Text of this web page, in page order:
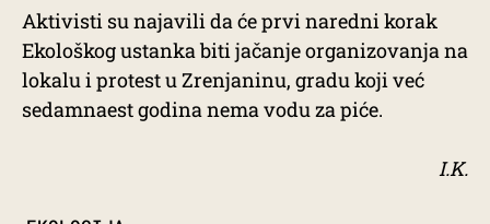
Aktivisti su najavili da će prvi naredni korak
Ekološkog ustanka biti jačanje organizovanja na
lokalu i protest u Zrenjaninu, gradu koji već
sedamnaest godina nema vodu za piće.
I.K.